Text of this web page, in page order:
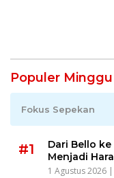
Populer
Fokus Sepekan
#1
Dari Bello
Menjadi
1 Agustus 2026 |